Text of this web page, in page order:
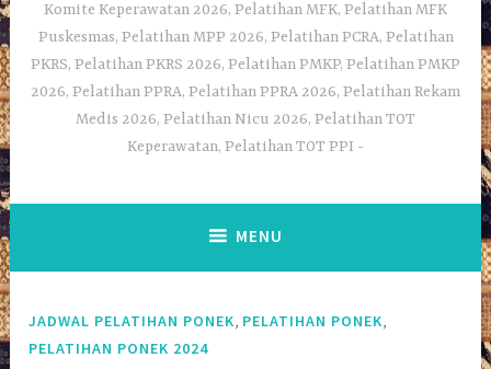
Komite Keperawatan 2026, Pelatihan MFK, Pelatihan MFK
Puskesmas, Pelatihan MPP 2026, Pelatihan PCRA, Pelatihan
PKRS, Pelatihan PKRS 2026, Pelatihan PMKP, Pelatihan PMKP
2026, Pelatihan PPRA, Pelatihan PPRA 2026, Pelatihan Rekam
Medis 2026, Pelatihan Nicu 2026, Pelatihan TOT
Keperawatan, Pelatihan TOT PPI
MENU
JADWAL PELATIHAN PONEK PELATIHAN PONEK
PELATIHAN PONEK 2024